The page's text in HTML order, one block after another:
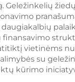
Geležinkelių
vietinėms
su
kūrimo